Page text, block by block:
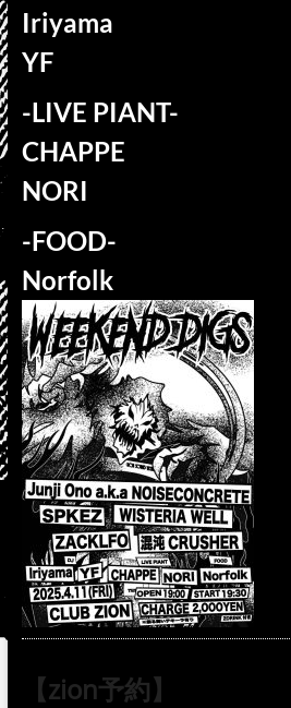
Iriyama
YF
-LIVE PIANT-
CHAPPE
NORI
-FOOD-
Norfolk
【zion予約】